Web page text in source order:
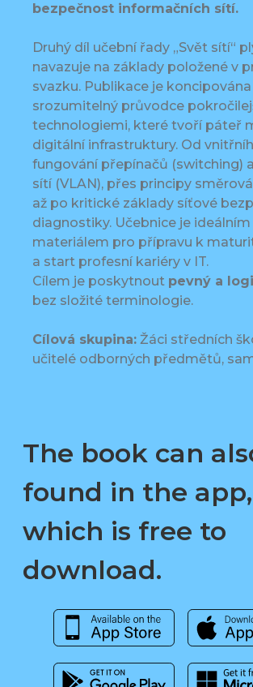
bezpečnost informačních sítí.
Druhý díl učební řady „Svět sítí“
navazuje na základy položené v
svazku. Publikace je
srozumitelný průvodce
technologiemi, které tvoří páteř
digitální infrastruktury. Od
fungování přepínačů (switching)
sítí (VLAN), přes principy
až po kritické základy síťové
diagnostiky. Učebnice je ideálním
materiálem pro přípravu k
a start profesní kariéry v IT.
Cílem je poskytnout pevný a
bez složité terminologie.
Cílová skupina: Žáci středních
učitelé odborných předmětů,
The book can
found in the app,
which is free to
download.